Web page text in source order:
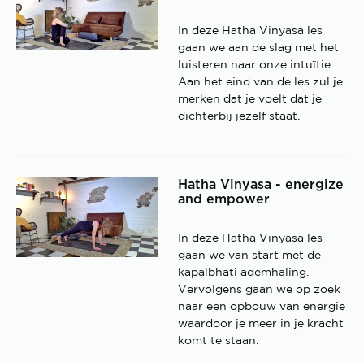
In deze Hatha Vinyasa les
gaan we aan de slag met het
luisteren naar onze intuïtie.
Aan het eind van de les zul je
merken dat je voelt dat je
dichterbij jezelf staat.
Hatha Vinyasa - energize
and empower
In deze Hatha Vinyasa les
gaan we van start met de
kapalbhati ademhaling.
Vervolgens gaan we op zoek
naar een opbouw van energie
waardoor je meer in je kracht
komt te staan.